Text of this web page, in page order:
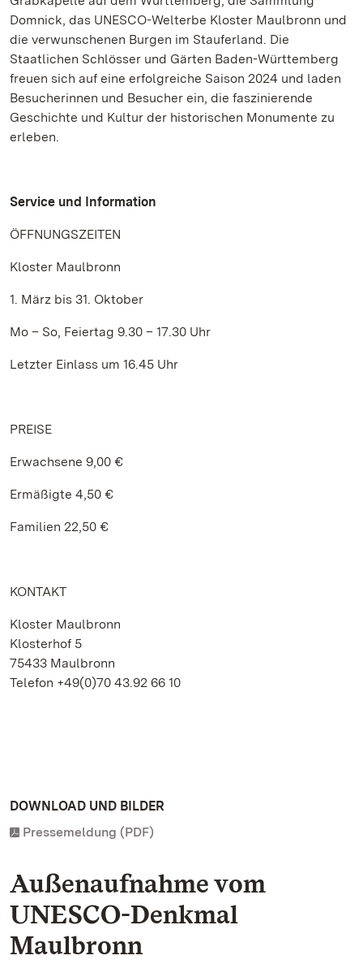
Domnick, das UNESCO-Welterbe Kloster Maulbronn und
die verwunschenen Burgen im Stauferland. Die
Staatlichen Schlösser und Gärten Baden-Württemberg
freuen sich auf eine erfolgreiche Saison 2024 und laden
Besucherinnen und Besucher ein, die faszinierende
Geschichte und Kultur der historischen Monumente zu
erleben.
Service und Information
ÖFFNUNGSZEITEN
Kloster Maulbronn
1. März bis 31. Oktober
Mo – So, Feiertag 9.30 – 17.30 Uhr
Letzter Einlass um 16.45 Uhr
PREISE
Erwachsene 9,00 €
Ermäßigte 4,50 €
Familien 22,50 €
KONTAKT
Kloster Maulbronn
Klosterhof 5
75433 Maulbronn
Telefon +49(0)70 43.92 66 10
DOWNLOAD UND BILDER
Pressemeldung (PDF)
Außenaufnahme vom
UNESCO-Denkmal
Maulbronn